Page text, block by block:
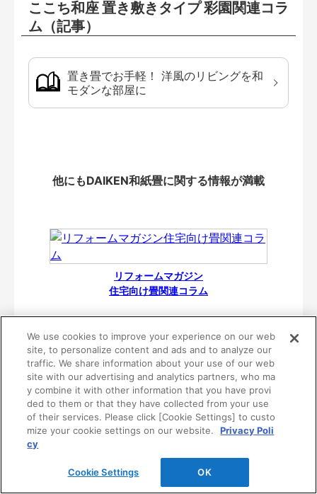
ここち和座 置き敷きタイプ 彩園関連コラ
ム（記事）
置き畳でお手軽！ 洋風のリビングを和
モダンな部屋に
他にもDAIKEN和紙畳に関する情報が満載
リフォームマガジン
住宅向け畳関連コラム
リフォーム分野業務提携関連
TOTO、DAIKEN、YKK APの3社はお客様の暮らしの価
We use cookies to improve your experience on our web
site, to personalize content and ads and to analyze our
traffic. We share information about your use of our web
site with our advertising and analytics partners, who ma
y combine it with other information that you have provi
ded to them or that they have collected from your use
of their services. Please click [Cookie Settings] to custo
mize your cookie settings on our website.
Privacy Poli
cy
Cookie Settings OK